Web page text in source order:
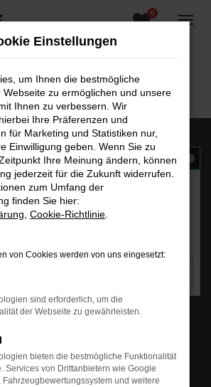
0
WhatsAPP
Telefon
+49 4295 557
Einstellungen
um Ihnen die bestmögliche
Webseite zu ermöglichen und unsere
Ihnen zu verbessern. Wir
Ihre Präferenzen und
für Marketing und Statistiken nur,
Einwilligung geben. Wenn Sie zu
Ihre Meinung ändern, können
jederzeit für die Zukunft widerrufen.
zum Umfang der
finden Sie hier:
Cookie-Richtlinie
von Cookies werden von uns eingesetzt:
sind erforderlich, um die
der Webseite zu gewährleisten.
bieten die bestmögliche Funktionalität
Services von Drittanbietern wie Google
Fahrzeugbewertungssystem und weitere